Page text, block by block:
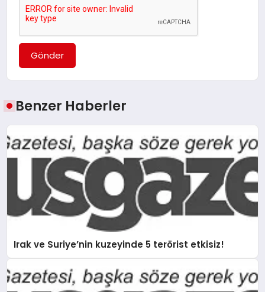
Gönder
Benzer Haberler
Irak ve Suriye’nin kuzeyinde 5 terörist etkisiz!